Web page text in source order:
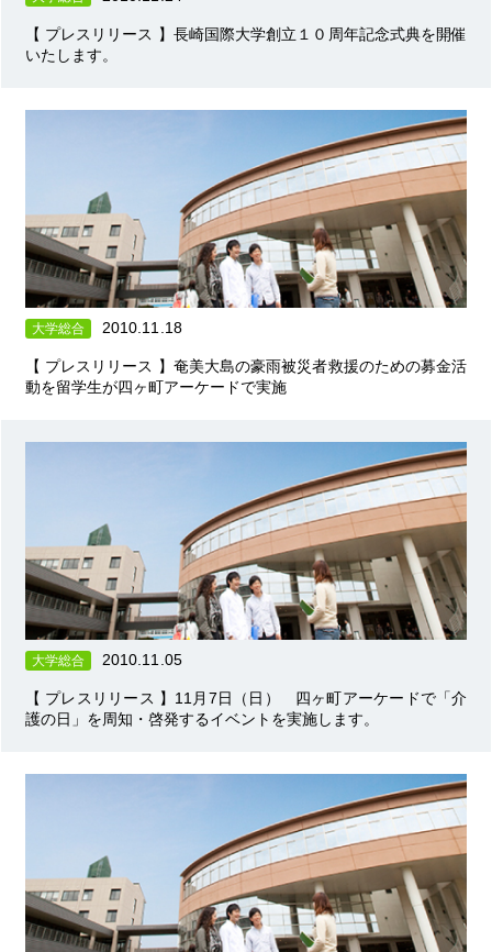
【 プレスリリース 】長崎国際大学創立１０周年記念式典を開催
いたします。
大学総合 2010.11.18
【 プレスリリース 】奄美大島の豪雨被災者救援のための募金活
動を留学生が四ヶ町アーケードで実施
大学総合 2010.11.05
【 プレスリリース 】11月7日（日） 四ヶ町アーケードで「介
護の日」を周知・啓発するイベントを実施します。